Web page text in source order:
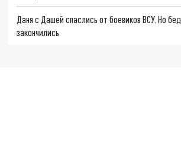
Даня с Дашей спаслись от боевиков ВСУ. Но
закончились